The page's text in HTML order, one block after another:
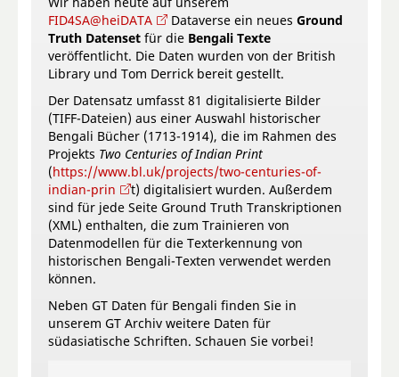
FID4SA@heiDATA
Dataverse ein neues Ground
Truth Datenset für die Bengali Texte
veröffentlicht. Die Daten wurden von der British
Library und Tom Derrick bereit gestellt.
Der Datensatz umfasst 81 digitalisierte Bilder
(TIFF-Dateien) aus einer Auswahl historischer
Bengali Bücher (1713-1914), die im Rahmen des
Projekts Two Centuries of Indian Print
(https://www.bl.uk/projects/two-centuries-of-
indian-prin
t) digitalisiert wurden. Außerdem
sind für jede Seite Ground Truth Transkriptionen
(XML) enthalten, die zum Trainieren von
Datenmodellen für die Texterkennung von
historischen Bengali-Texten verwendet werden
können.
Neben GT Daten für Bengali finden Sie in
unserem GT Archiv weitere Daten für
südasiatische Schriften. Schauen Sie vorbei!